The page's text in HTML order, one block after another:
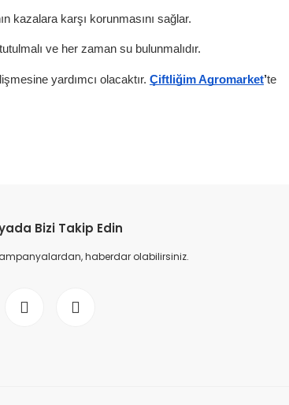
kazalara karşı korunmasını sağlar.
ve her zaman su bulunmalıdır.
yardımcı olacaktır. Çiftliğim Agromarket’te
Bizi Takip Edin
haberdar olabilirsiniz.